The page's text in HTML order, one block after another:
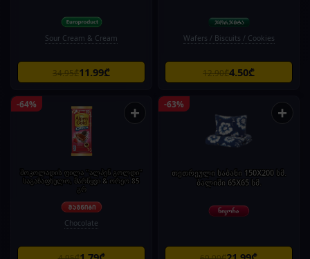
Sour Cream & Cream
34.95₾11.99₾
Wafers / Biscuits / Cookies
12.90₾4.50₾
-64% +
შოკოლადის ფილა "ალპენ გოლდი"
საგაზაფხულო, მარწყვი & ორეო 85
გრ
Chocolate
-63% +
თეთრეული საბანი 150X200 სმ.
ბალიში 65X65 სმ.